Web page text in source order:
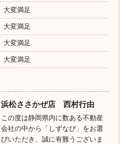
大変満足
大変満足
大変満足
大変満足
浜松ささかぜ店 西村行由
この度は静岡県内に数ある不動産
会社の中から「しずなび」をお選
びいただき、誠に有難うございま